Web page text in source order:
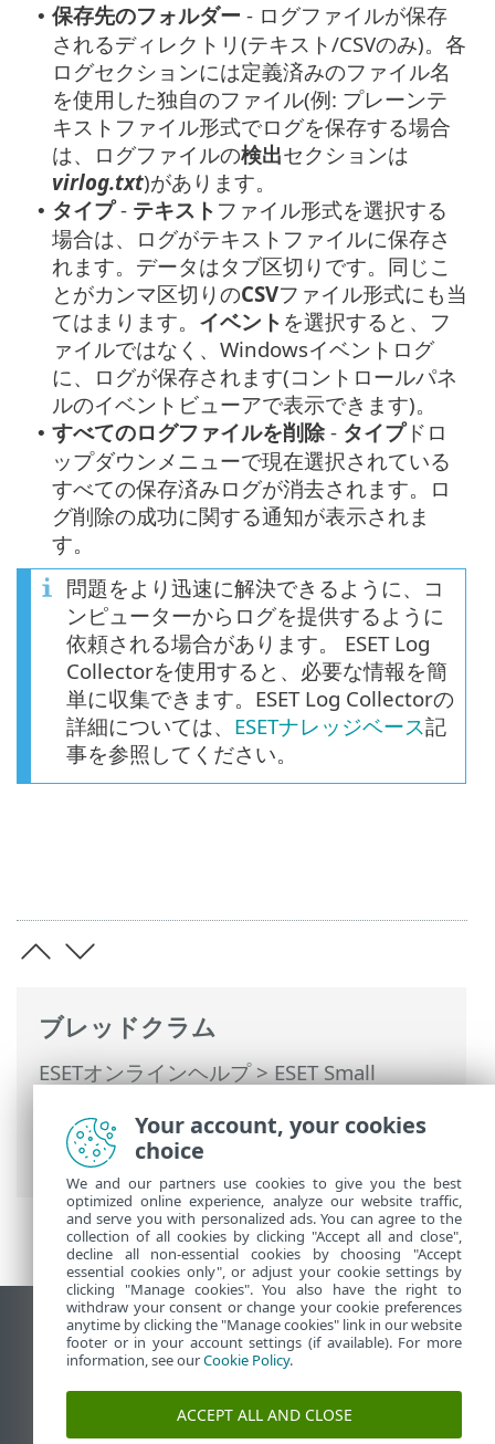
ブレッドクラム
ESETオンラインヘルプ>ESET Small
Securityの操作>詳細設定 > トラブルシュ
ーティング > ログファイル
• 保存先のフォルダー - ログファイルが保存
されるディレクトリ(テキスト/CSVのみ)。各
ログセクションには定義済みのファイル名
を使用した独自のファイル(例: プレーンテ
キストファイル形式でログを保存する場合
は、ログファイルの検出セクションは
virlog.txt)があります。
• タイプ- テキスト ファイル形式を選択する
場合は、ログがテキストファイルに保存さ
れます。データはタブ区切りです。同じこ
とがカンマ区切りのCSVファイル形式にも当
てはまります。 イベント を選択すると、フ
ァイルではなく、Windowsイベントログ
に、ログが保存されます(コントロールパネ
ルのイベントビューアで表示できます)。
• すべてのログファイルを削除 - タイプドロ
ップダウンメニューで現在選択されている
すべての保存済みログが消去されます。ロ
グ削除の成功に関する通知が表示されま
す。
問題をより迅速に解決できるように、コ
ンピューターからログを提供するように
依頼される場合があります。 ESET Log
Collectorを使用すると、必要な情報を簡
単に収集できます。ESET Log Collectorの
詳細については、 ESETナレッジベース記
事を参照してください。
デスクトップサイトの表示
End of Life
ESETナレッジベース
ESETフォーラム
Your account, your cookies
choice
We and our partners use cookies to give you the best
optimized online experience, analyze our website traffic,
and serve you with personalized ads. You can agree to the
collection of all cookies by clicking "Accept all and close",
decline all non-essential cookies by choosing "Accept
essential cookies only", or adjust your cookie settings by
clicking "Manage cookies". You also have the right to
withdraw your consent or change your cookie preferences
anytime by clicking the "Manage cookies" link in our website
footer or in your account settings (if available). For more
information, see ourCookie Policy.
ACCEPT ALL AND CLOSE